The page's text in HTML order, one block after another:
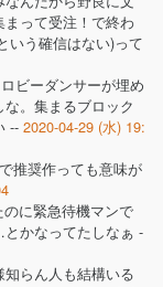
って受注！で終わ
いう確信はない)って
ビーダンサーが埋め
。集まるブロック
-- 2020-04-29 (水) 19:
推奨作っても意味が
に緊急待機マンで
かなってたしなぁ -
らん人も結構いる